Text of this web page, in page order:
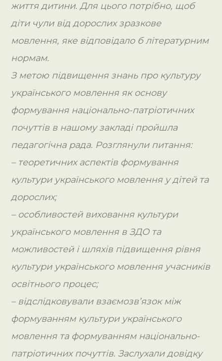
життя дитини. Для цього потрібно, щоб
діти чули від дорослих зразкове
мовлення, яке відповідало б літературним
нормам.
З метою підвищення знань про культуру
українського мовлення як основу
формування національно-патріотичних
почуттів в нашому закладі пройшла
педагогічна рада. Розглянули питання:
– теоретичних аспектів формування
культури українського мовлення у дітей та
дорослих;
– особливостей виховання культури
українського мовлення в ЗДО та
можливостей і шляхів підвищення рівня
культури українського мовлення учасників
освітнього процес;
– відслідковували взаємозв’язок між
формуванням культури українського
мовлення та формуванням національно-
патріотичних почуттів. Заслухали довідку